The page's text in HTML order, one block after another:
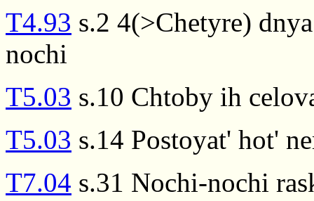
T4.93 s.2 4(>Chetyre)
nochi
T5.03 s.10 Chtoby ih
T5.03 s.14 Postoyat' hot'
T7.04 s.31 Nochi-nochi